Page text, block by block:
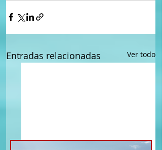
Entradas relacionadas Ver todo